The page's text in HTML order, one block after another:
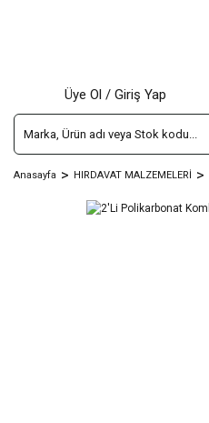
Üye Ol / Giriş Yap
Anasayfa HIRDAVAT MALZEMELERİ